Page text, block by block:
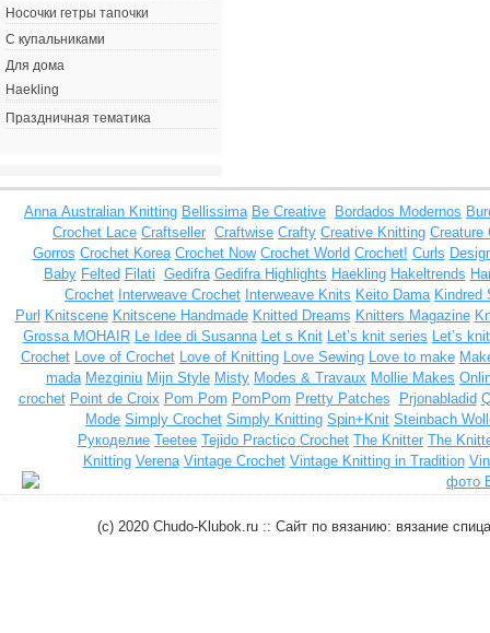
Носочки гетры тапочки
С купальниками
Для дома
Haekling
Праздничная тематика
Anna Australian Knitting Bellissima Be Creative Bordados Modernos
Crochet Lace Craftseller Craftwise Crafty Creative Knitting Creature
Gorros Crochet Korea Crochet Now Crochet World Crochet! Curls
Baby Felted Filati Gedifra Gedifra Highlights Haekling Hakeltrends
Crochet Interweave Crochet Interweave Knits Keito Dama Kindred
Purl Knitscene Knitscene Handmade Knitted Dreams Knitters Magazine
Grossa MOHAIR Le Idee di Susanna Let s Knit Let’s knit series Let’s
Crochet Love of Crochet Love of Knitting Love Sewing Love to make
mada Mezginiu Mijn Style Misty Modes & Travaux Mollie Makes
crochet Point de Croix Pom Pom PomPom Pretty Patches Prjonabladid
Mode Simply Crochet Simply Knitting Spin+Knit Steinbach
Рукоделие Teetee Tejido Practico Crochet The Knitter The
Knitting Verena Vintage Crochet Vintage Knitting in Tradition
(c) 2020 Chudo-Klubok.ru :: Сайт по вязанию: вязание